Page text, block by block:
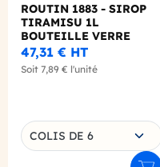
ROUTIN 1883 - SIROP
TIRAMISU 1L
BOUTEILLE VERRE
47,31 € HT
Soit 7,89 € l'unité
Choisissez une
COLIS DE 6